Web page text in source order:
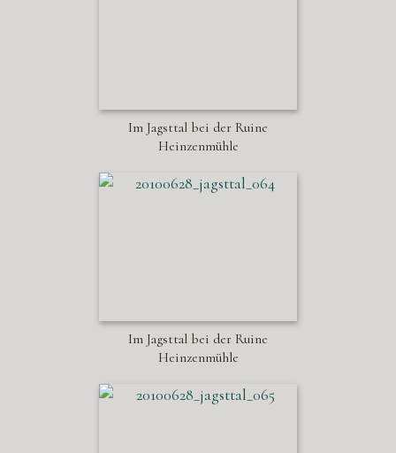
Im Jagsttal bei der Ruine
Heinzenmühle
Im Jagsttal bei der Ruine
Heinzenmühle